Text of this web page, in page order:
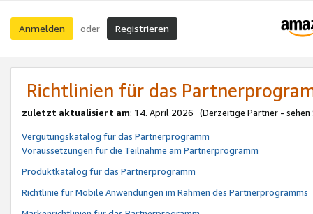
Anmelden oder Registrieren
Richtlinien für das
zuletzt aktualisiert am: 14. April 2026 (Derzeitige Partner - sehen
Vergütungskatalog für das Partnerprogramm
Voraussetzungen für die Teilnahme am Partnerprogramm
Produktkatalog für das Partnerprogramm
Richtlinie für Mobile Anwendungen im Rahmen des Partnerprogramms